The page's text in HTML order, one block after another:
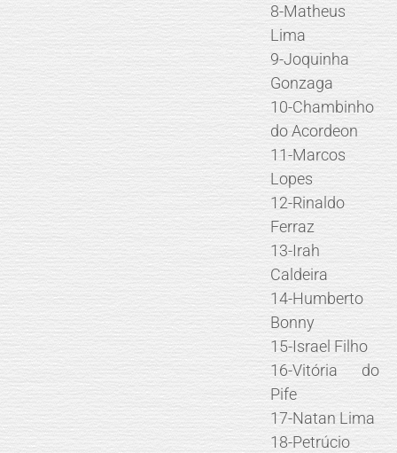
8-Matheus
Lima
9-Joquinha
Gonzaga
10-Chambinho
do Acordeon
11-Marcos
Lopes
12-Rinaldo
Ferraz
13-Irah
Caldeira
14-Humberto
Bonny
15-Israel Filho
16-Vitória do
Pife
17-Natan Lima
18-Petrúcio